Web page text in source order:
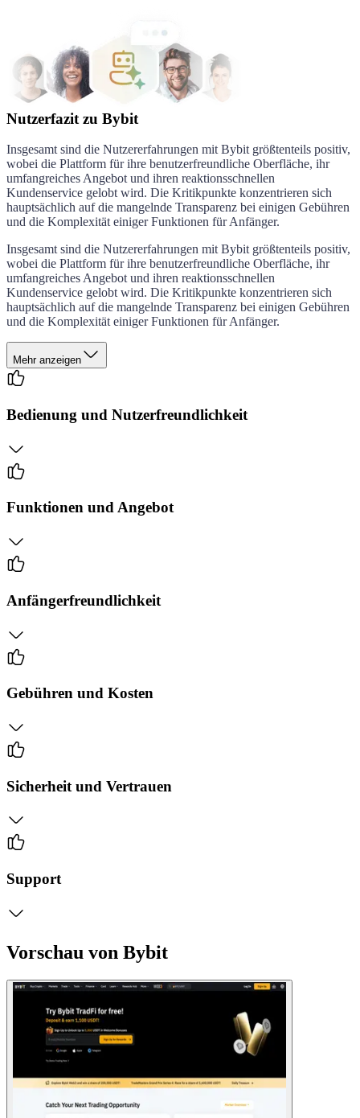
Nutzerfazit zu Bybit
Insgesamt sind die Nutzererfahrungen mit Bybit größtenteils positiv,
wobei die Plattform für ihre benutzerfreundliche Oberfläche, ihr
umfangreiches Angebot und ihren reaktionsschnellen
Kundenservice gelobt wird. Die Kritikpunkte konzentrieren sich
hauptsächlich auf die mangelnde Transparenz bei einigen Gebühren
und die Komplexität einiger Funktionen für Anfänger.
Insgesamt sind die Nutzererfahrungen mit Bybit größtenteils positiv,
wobei die Plattform für ihre benutzerfreundliche Oberfläche, ihr
umfangreiches Angebot und ihren reaktionsschnellen
Kundenservice gelobt wird. Die Kritikpunkte konzentrieren sich
hauptsächlich auf die mangelnde Transparenz bei einigen Gebühren
und die Komplexität einiger Funktionen für Anfänger.
Mehr anzeigen
Bedienung und Nutzerfreundlichkeit
Funktionen und Angebot
Anfängerfreundlichkeit
Gebühren und Kosten
Sicherheit und Vertrauen
Support
Vorschau von Bybit